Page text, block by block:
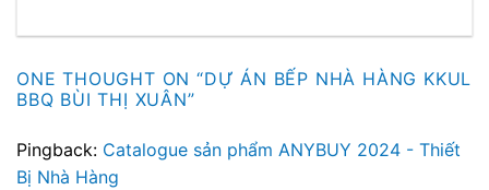
ONE THOUGHT ON “DỰ ÁN BẾP NHÀ HÀNG KKUL
BBQ BÙI THỊ XUÂN”
Pingback: Catalogue sản phẩm ANYBUY 2024 - Thiết
Bị Nhà Hàng